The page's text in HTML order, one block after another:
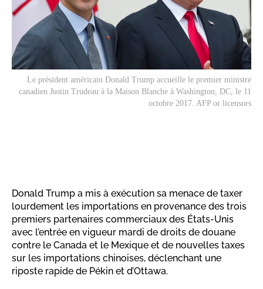
Le président américain Donald Trump accueille le premier ministre
canadien Justin Trudeau à la Maison Blanche à Washington, DC, le 11
octobre 2017. AFP or licensors
Donald Trump a mis à exécution sa menace de taxer
lourdement les importations en provenance des trois
premiers partenaires commerciaux des États-Unis
avec l’entrée en vigueur mardi de droits de douane
contre le Canada et le Mexique et de nouvelles taxes
sur les importations chinoises, déclenchant une
riposte rapide de Pékin et d’Ottawa.